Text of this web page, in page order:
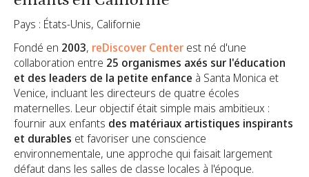
Pays : États-Unis, Californie
Fondé en 2003, reDiscover Center est né d'une
collaboration entre 25 organismes axés sur l'éducation
et des leaders de la petite enfance à Santa Monica et
Venice, incluant les directeurs de quatre écoles
maternelles. Leur objectif était simple mais ambitieux :
fournir aux enfants des matériaux artistiques inspirants
et durables et favoriser une conscience
environnementale, une approche qui faisait largement
défaut dans les salles de classe locales à l'époque.